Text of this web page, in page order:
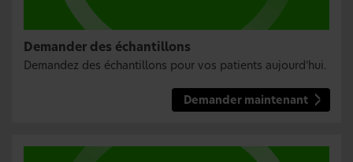
Demander des échantillons
Demandez des échantillons pour vos patients aujourd’hui.
Demander maintenant